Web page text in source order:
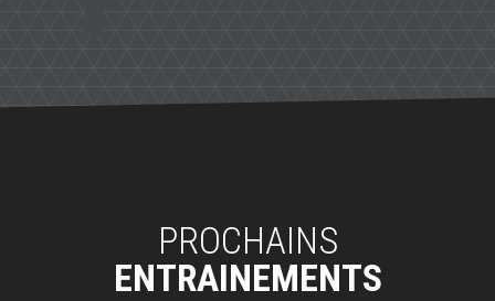
PROCHAINS
ENTRAINEMENTS